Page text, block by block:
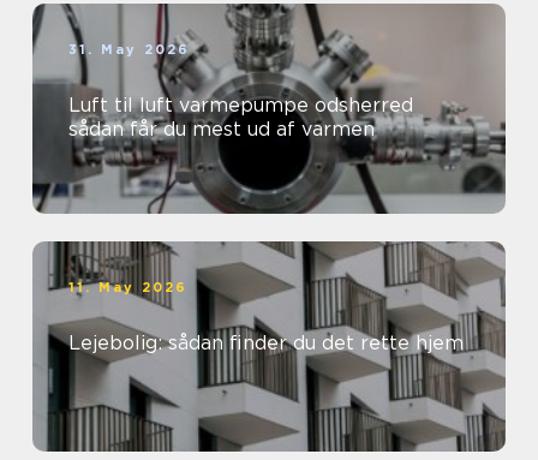
31. May 2026
Luft til luft varmepumpe odsherred
sådan får du mest ud af varmen
11. May 2026
Lejebolig: sådan finder du det rette hjem